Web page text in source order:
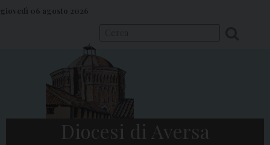
Sgiovedì 06 agosto 2026
Diocesi di Aversa